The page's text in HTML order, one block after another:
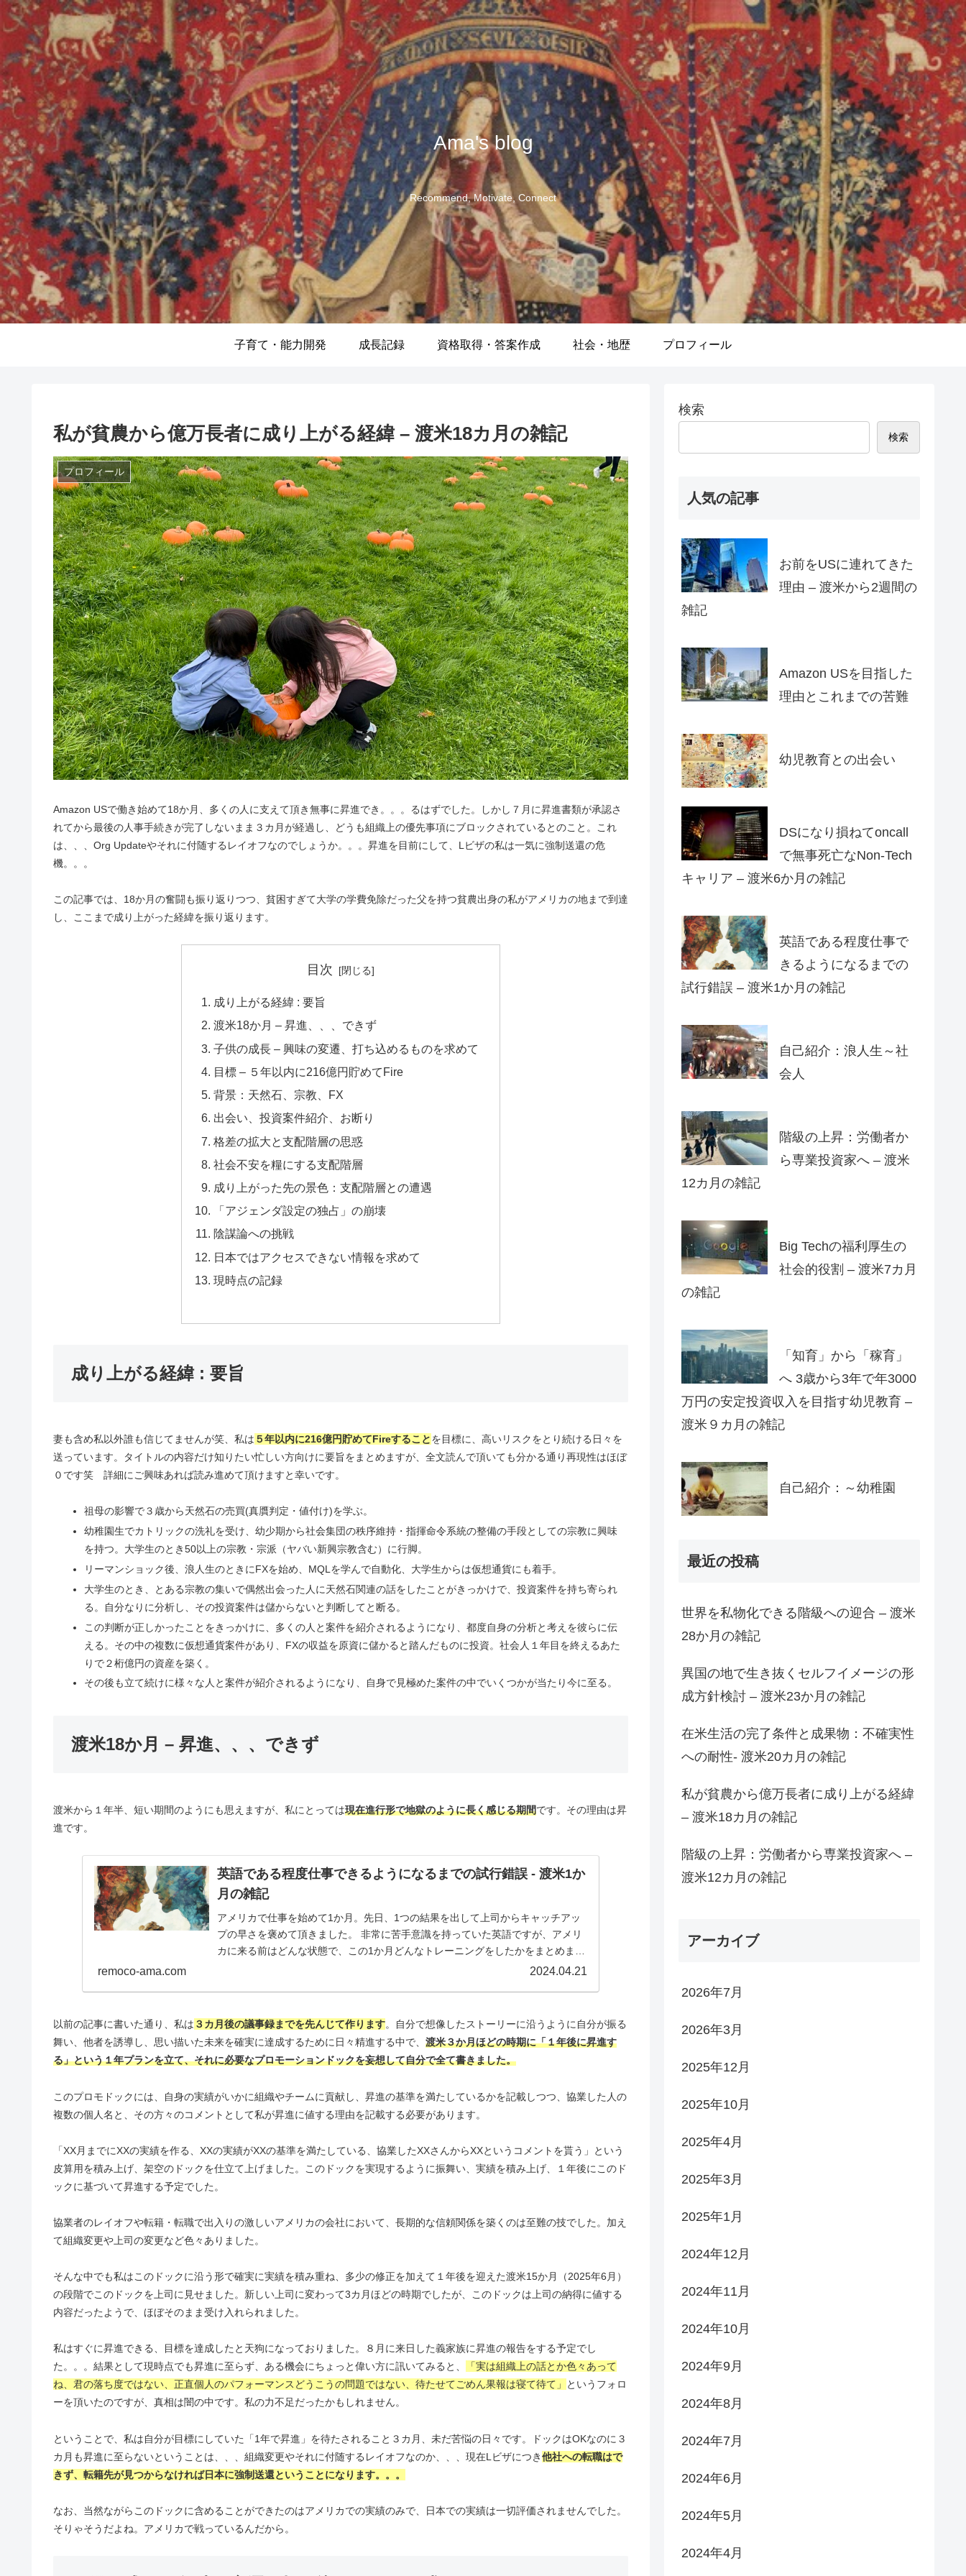
Ama's blog
Recommend, Motivate, Connect
子育て・能力開発 成長記録 資格取得・答案作成 社会・地歴 プロフィール
私が貧農から億万長者に成り上がる経緯 – 渡米18カ月の雑記
プロフィール
Amazon USで働き始めて18か月、多くの人に支えて頂き無事に昇進でき。。。るはずでした。しかし７月に昇進書類が承認さ
れてから最後の人事手続きが完了しないまま３カ月が経過し、どうも組織上の優先事項にブロックされているとのこと。これ
は、、、Org Updateやそれに付随するレイオフなのでしょうか。。。昇進を目前にして、Lビザの私は一気に強制送還の危
機。。。
この記事では、18か月の奮闘も振り返りつつ、貧困すぎて大学の学費免除だった父を持つ貧農出身の私がアメリカの地まで到達
し、ここまで成り上がった経緯を振り返ります。
目次
成り上がる経緯 : 要旨
渡米18か月 – 昇進、、、できず
子供の成長 – 興味の変遷、打ち込めるものを求めて
目標 – ５年以内に216億円貯めてFire
背景：天然石、宗教、FX
出会い、投資案件紹介、お断り
格差の拡大と支配階層の思惑
社会不安を糧にする支配階層
成り上がった先の景色：支配階層との遭遇
「アジェンダ設定の独占」の崩壊
陰謀論への挑戦
日本ではアクセスできない情報を求めて
現時点の記録
成り上がる経緯 : 要旨
妻も含め私以外誰も信じてませんが笑、私は ５年以内に216億円貯めてFireすることを目標に、高いリスクをとり続ける日々を
送っています。タイトルの内容だけ知りたい忙しい方向けに要旨をまとめますが、全文読んで頂いても分かる通り再現性はほぼ
０です笑 詳細にご興味あれば読み進めて頂けますと幸いです。
祖母の影響で３歳から天然石の売買(真贋判定・値付け)を学ぶ。
幼稚園生でカトリックの洗礼を受け、幼少期から社会集団の秩序維持・指揮命令系統の整備の手段としての宗教に興味
を持つ。大学生のとき50以上の宗教・宗派（ヤバい新興宗教含む）に行脚。
リーマンショック後、浪人生のときにFXを始め、MQLを学んで自動化、大学生からは仮想通貨にも着手。
大学生のとき、とある宗教の集いで偶然出会った人に天然石関連の話をしたことがきっかけで、投資案件を持ち寄られ
る。自分なりに分析し、その投資案件は儲からないと判断してと断る。
この判断が正しかったことをきっかけに、多くの人と案件を紹介されるようになり、都度自身の分析と考えを彼らに伝
える。その中の複数に仮想通貨案件があり、FXの収益を原資に儲かると踏んだものに投資。社会人１年目を終えるあた
りで２桁億円の資産を築く。
その後も立て続けに様々な人と案件が紹介されるようになり、自身で見極めた案件の中でいくつかが当たり今に至る。
渡米18か月 – 昇進、、、できず
渡米から１年半、短い期間のようにも思えますが、私にとっては現在進行形で地獄のように長く感じる期間です。その理由は昇
進です。
英語である程度仕事できるようになるまでの試行錯誤 - 渡米1か
月の雑記
アメリカで仕事を始めて1か月。先日、1つの結果を出して上司からキャッチアッ
プの早さを褒めて頂きました。 非常に苦手意識を持っていた英語ですが、アメリ
カに来る前はどんな状態で、この1か月どんなトレーニングをしたかをまとめま
remoco-ama.com 2024.04.21
以前の記事に書いた通り、私は ３カ月後の議事録までを先んじて作ります。自分で想像したストーリーに沿うように自分が振る
舞い、他者を誘導し、思い描いた未来を確実に達成するために日々精進する中で、 渡米３か月ほどの時期に「１年後に昇進す
る」という１年プランを立て、それに必要なプロモーションドックを妄想して自分で全て書きました。
このプロモドックには、自身の実績がいかに組織やチームに貢献し、昇進の基準を満たしているかを記載しつつ、協業した人の
複数の個人名と、その方々のコメントとして私が昇進に値する理由を記載する必要があります。
「XX月までにXXの実績を作る、XXの実績がXXの基準を満たしている、協業したXXさんからXXというコメントを貰う」という
皮算用を積み上げ、架空のドックを仕立て上げました。このドックを実現するように振舞い、実績を積み上げ、１年後にこのド
ックに基づいて昇進する予定でした。
協業者のレイオフや転籍・転職で出入りの激しいアメリカの会社において、長期的な信頼関係を築くのは至難の技でした。加え
て組織変更や上司の変更など色々ありました。
そんな中でも私はこのドックに沿う形で確実に実績を積み重ね、多少の修正を加えて１年後を迎えた渡米15か月（2025年6月）
の段階でこのドックを上司に見せました。新しい上司に変わって3カ月ほどの時期でしたが、このドックは上司の納得に値する
内容だったようで、ほぼそのまま受け入れられました。
私はすぐに昇進できる、目標を達成したと天狗になっておりました。８月に来日した義家族に昇進の報告をする予定でし
た。。。結果として現時点でも昇進に至らず、ある機会にちょっと偉い方に訊いてみると、
「実は組織上の話とか色々あって
ね、君の落ち度ではない、正直個人のパフォーマンスどうこうの問題ではない、待たせてごめん果報は寝て待て」
というフォロ
ーを頂いたのですが、真相は闇の中です。私の力不足だったかもしれません。
ということで、私は自分が目標にしていた「1年で昇進」を待たされること３カ月、未だ苦悩の日々です。ドックはOKなのに３
カ月も昇進に至らないということは、、、組織変更やそれに付随するレイオフなのか、、、現在Lビザにつき他社への転職はで
きず、転籍先が見つからなければ日本に強制送還ということになります。。。
なお、当然ながらこのドックに含めることができたのはアメリカでの実績のみで、日本での実績は一切評価されませんでした。
そりゃそうだよね。アメリカで戦っているんだから。
検索
検索
人気の記事
お前をUSに連れてきた
理由 – 渡米から2週間の
雑記
Amazon USを目指した
理由とこれまでの苦難
幼児教育との出会い
DSになり損ねてoncall
で無事死亡なNon-Tech
キャリア – 渡米6か月の雑記
英語である程度仕事で
きるようになるまでの
試行錯誤 – 渡米1か月の雑記
自己紹介：浪人生～社
会人
階級の上昇：労働者か
ら専業投資家へ – 渡米
12カ月の雑記
Big Techの福利厚生の
社会的役割 – 渡米7カ月
の雑記
「知育」から「稼育」
へ 3歳から3年で年3000
万円の安定投資収入を目指す幼児教育 –
渡米９カ月の雑記
自己紹介：～幼稚園
最近の投稿
世界を私物化できる階級への迎合 – 渡米
28か月の雑記
異国の地で生き抜くセルフイメージの形
成方針検討 – 渡米23か月の雑記
在米生活の完了条件と成果物：不確実性
への耐性- 渡米20カ月の雑記
私が貧農から億万長者に成り上がる経緯
– 渡米18カ月の雑記
階級の上昇：労働者から専業投資家へ –
渡米12カ月の雑記
アーカイブ
2026年7月
2026年3月
2025年12月
2025年10月
2025年4月
2025年3月
2025年1月
2024年12月
2024年11月
2024年10月
2024年9月
2024年8月
2024年7月
2024年6月
2024年5月
2024年4月